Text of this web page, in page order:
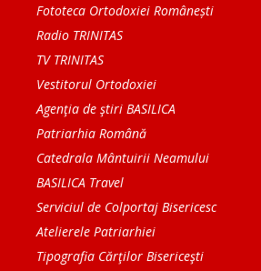
Fototeca Ortodoxiei Românești
Radio TRINITAS
TV TRINITAS
Vestitorul Ortodoxiei
Agenţia de ştiri BASILICA
Patriarhia Română
Catedrala Mântuirii Neamului
BASILICA Travel
Serviciul de Colportaj Bisericesc
Atelierele Patriarhiei
Tipografia Cărţilor Bisericeşti